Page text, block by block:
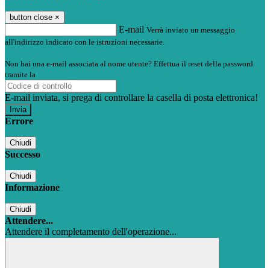
button close ×
E-mail Verrà inviato un messaggio
all'indirizzo indicato con le istruzioni necessarie.
Non hai una e-mail associata al nome utente? Effettua il reset della password
tramite la
E-mail inviata, si prega di controllare la casella di posta elettronica!
Errore
Chiudi
Successo
Chiudi
Informazione
Chiudi
Attendere...
Attendere il completamento dell'operazione...